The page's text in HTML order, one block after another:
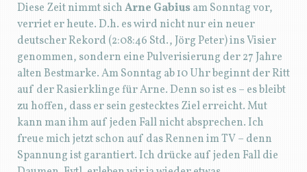
Diese Zeit nimmt sichArne Gabiusam Sonntag vor,
verriet er heute. D.h. es wird nicht nur ein neuer
deutscher Rekord (2:08:46 Std., Jörg Peter) ins Visier
genommen, sondern eine Pulverisierung der 27 Jahre
alten Bestmarke. Am Sonntag ab 10 Uhr beginnt der Ritt
auf der Rasierklinge für Arne. Denn so ist es – es bleibt
zu hoffen, dass er sein gestecktes Ziel erreicht. Mut
kann man ihm auf jeden Fall nicht absprechen. Ich
freue mich jetzt schon auf das Rennen im TV – denn
Spannung ist garantiert. Ich drücke auf jeden Fall die